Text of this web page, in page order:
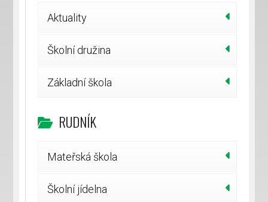
Aktuality
Školní družina
Základní škola
RUDNÍK
Mateřská škola
Školní jídelna